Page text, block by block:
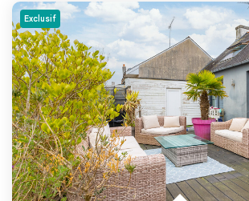
Exclusif